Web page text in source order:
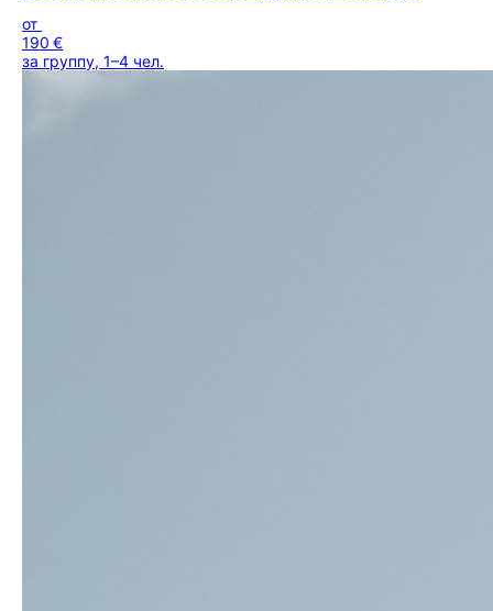
от
190 €
за группу, 1–4 чел.